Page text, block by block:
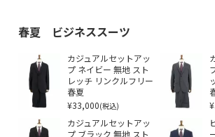
春夏 ビジネススーツ
カジュアルセットアッ
プ ネイビー 無地 スト
レッチ リンクルフリー
春夏
¥33,000(税込)
カジュアルセットアッ
プ ブラック 無地 スト